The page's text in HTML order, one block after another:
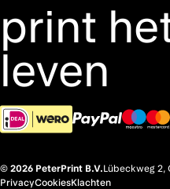
print
leven
© 2026 PeterPrint B.V.Lübeckweg 2,
PrivacyCookiesKlachten